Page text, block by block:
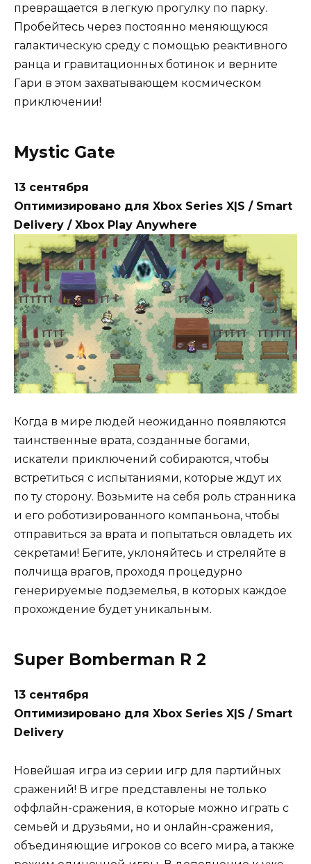
превращается в легкую прогулку по парку.
Пробейтесь через постоянно меняющуюся
галактическую среду с помощью реактивного
ранца и гравитационных ботинок и верните
Гари в этом захватывающем космическом
приключении!
Mystic Gate
13 сентября
Оптимизировано для Xbox Series X|S / Smart
Delivery / Xbox Play Anywhere
Когда в мире людей неожиданно появляются
таинственные врата, созданные богами,
искатели приключений собираются, чтобы
встретиться с испытаниями, которые ждут их
по ту сторону. Возьмите на себя роль странника
и его роботизированного компаньона, чтобы
отправиться за врата и попытаться овладеть их
секретами! Бегите, уклоняйтесь и стреляйте в
полчища врагов, проходя процедурно
генерируемые подземелья, в которых каждое
прохождение будет уникальным.
Super Bomberman R 2
13 сентября
Оптимизировано для Xbox Series X|S / Smart
Delivery
Новейшая игра из серии игр для партийных
сражений! В игре представлены не только
оффлайн-сражения, в которые можно играть с
семьей и друзьями, но и онлайн-сражения,
объединяющие игроков со всего мира, а также